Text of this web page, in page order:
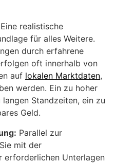
Eine realistische
für alles Weitere.
durch erfahrene
oft innerhalb von
auf lokalen Marktdaten,
werden. Ein zu hoher
Standzeiten, ein zu
Geld.
Parallel zur
mit der
erforderlichen Unterlagen